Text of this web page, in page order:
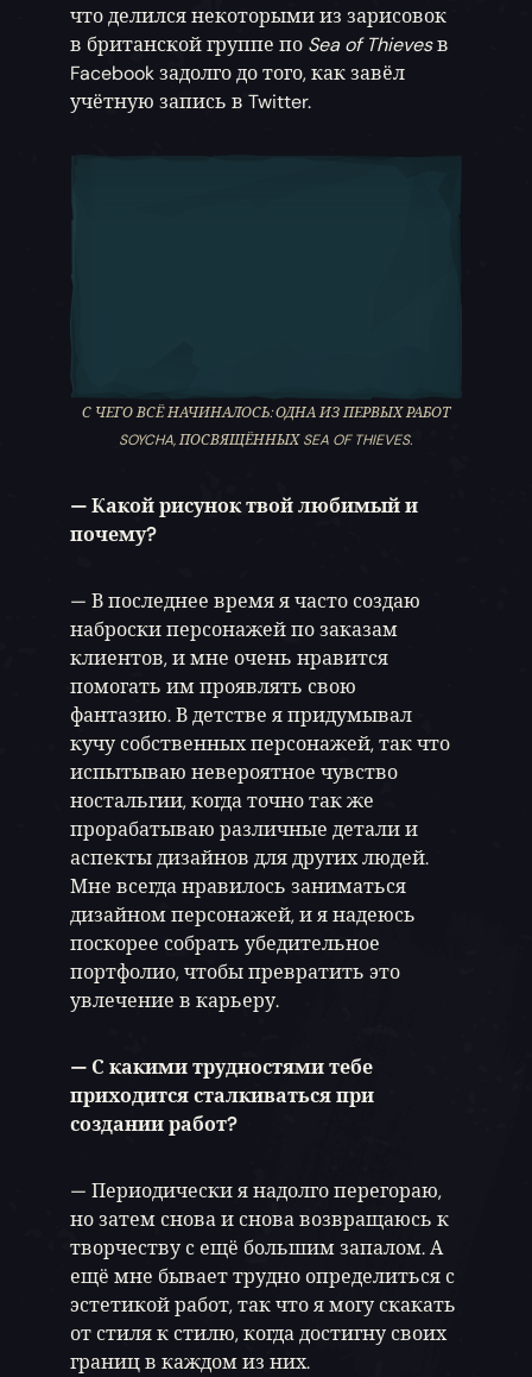
что делился некоторыми из зарисовок
в британской группе по Sea of Thievesв
Facebook задолго до того, как завёл
учётную запись в Twitter.
С ЧЕГО ВСЁ НАЧИНАЛОСЬ: ОДНА ИЗ ПЕРВЫХ РАБОТ
SOYCHA, ПОСВЯЩЁННЫХ SEA OF THIEVES.
— Какой рисунок твой любимый и
почему?
— В последнее время я часто создаю
наброски персонажей по заказам
клиентов, и мне очень нравится
помогать им проявлять свою
фантазию. В детстве я придумывал
кучу собственных персонажей, так что
испытываю невероятное чувство
ностальгии, когда точно так же
прорабатываю различные детали и
аспекты дизайнов для других людей.
Мне всегда нравилось заниматься
дизайном персонажей, и я надеюсь
поскорее собрать убедительное
портфолио, чтобы превратить это
увлечение в карьеру.
— С какими трудностями тебе
приходится сталкиваться при
создании работ?
— Периодически я надолго перегораю,
но затем снова и снова возвращаюсь к
творчеству с ещё большим запалом. А
ещё мне бывает трудно определиться с
эстетикой работ, так что я могу скакать
от стиля к стилю, когда достигну своих
границ в каждом из них.